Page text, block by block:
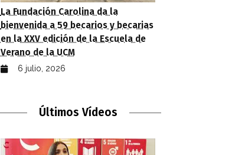
La Fundación Carolina da la
bienvenida a 59 becarios y becarias
en la XXV edición de la Escuela de
Verano de la UCM
6 julio, 2026
Últimos Vídeos